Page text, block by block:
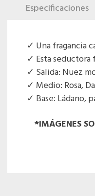
Especificaciones
Una fragancia
Esta
Salida: Nuez
Medio: Rosa,
Base: Ládano,
*IMÁGENES